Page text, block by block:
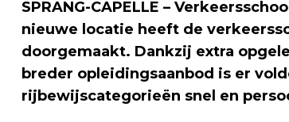
SPRANG-CAPELLE –
nieuwe locatie heeft de
doorgemaakt. Dankzij extra
breder opleidingsaanbod is er
rijbewijscategorieën snel en